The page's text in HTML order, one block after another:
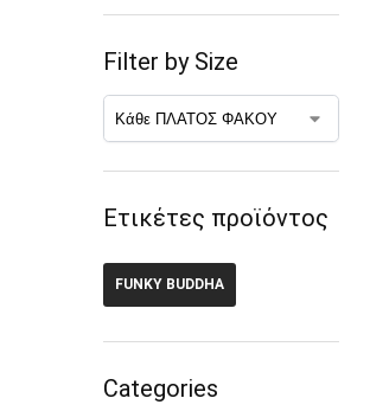
Filter by Size
Ετικέτες προϊόντος
FUNKY BUDDHA
Categories